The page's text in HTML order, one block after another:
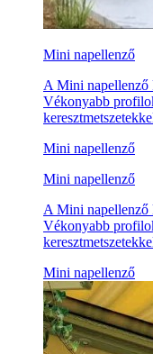
Mini napellenző
A Mini napellenző
Vékonyabb
Mini napellenző
Mini napellenző
A Mini napellenző
Vékonyabb
Mini napellenző